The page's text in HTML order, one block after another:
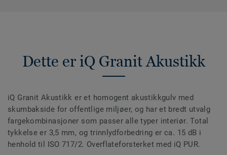
Dette er iQ Granit Akustikk
iQ Granit Akustikk er et homogent akustikkgulv med
skumbakside for offentlige miljøer, og har et bredt utvalg
fargekombinasjoner som passer alle typer interiør. Total
tykkelse er 3,5 mm, og trinnlydforbedring er ca. 15 dB i
henhold til ISO 717/2. Overflateforsterket med iQ PUR.